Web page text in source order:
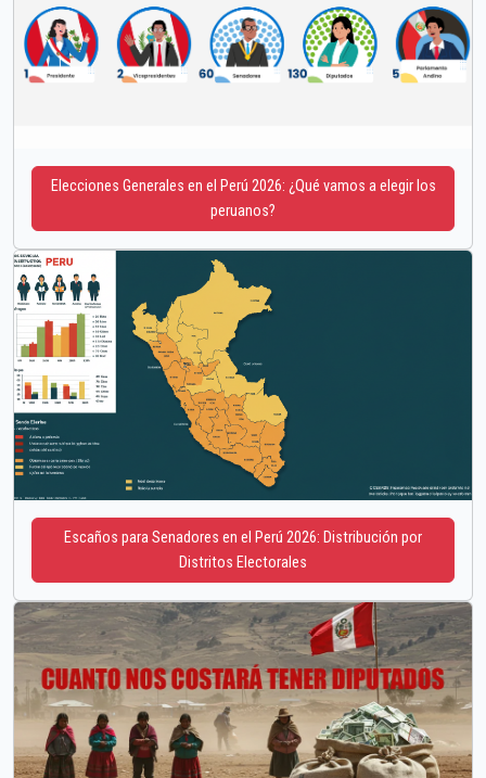
Elecciones Generales en el Perú 2026: ¿Qué vamos a elegir los
peruanos?
Escaños para Senadores en el Perú 2026: Distribución por
Distritos Electorales